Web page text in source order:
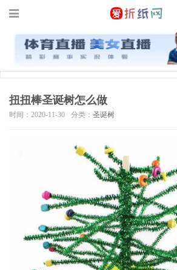
扭扭棒圣诞树怎么做
时间：2020-11-30 分类： 圣诞树